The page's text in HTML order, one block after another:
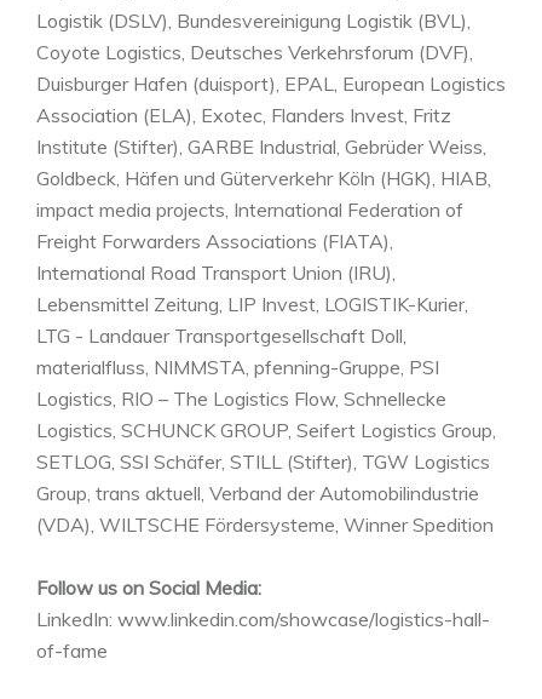
Logistik (DSLV), Bundesvereinigung Logistik (BVL),
Coyote Logistics, Deutsches Verkehrsforum (DVF),
Duisburger Hafen (duisport), EPAL, European Logistics
Association (ELA), Exotec, Flanders Invest, Fritz
Institute (Stifter), GARBE Industrial, Gebrüder Weiss,
Goldbeck, Häfen und Güterverkehr Köln (HGK), HIAB,
impact media projects, International Federation of
Freight Forwarders Associations (FIATA),
International Road Transport Union (IRU),
Lebensmittel Zeitung, LIP Invest, LOGISTIK-Kurier,
LTG - Landauer Transportgesellschaft Doll,
materialfluss, NIMMSTA, pfenning-Gruppe, PSI
Logistics, RIO – The Logistics Flow, Schnellecke
Logistics, SCHUNCK GROUP, Seifert Logistics Group,
SETLOG, SSI Schäfer, STILL (Stifter), TGW Logistics
Group, trans aktuell, Verband der Automobilindustrie
(VDA), WILTSCHE Fördersysteme, Winner Spedition
Follow us on Social Media:
LinkedIn: www.linkedin.com/showcase/logistics-hall-
of-fame